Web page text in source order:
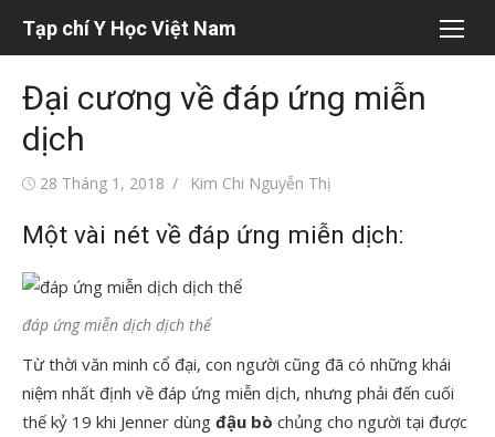
dung
Tạp chí Y Học Việt Nam
Đại cương về đáp ứng miễn
dịch
Đăng28 Tháng 1, 2018
Tác
Kim Chi Nguyễn Thị
Một vài nét về đáp ứng miễn dịch:
đáp ứng miễn dịch dịch thể
Từ thời văn minh cổ đại, con người cũng đã có những khái
niệm nhất định về đáp ứng miễn dịch, nhưng phải đến cuối
thế kỷ 19 khi Jenner dùng đậu bò chủng cho người tại được